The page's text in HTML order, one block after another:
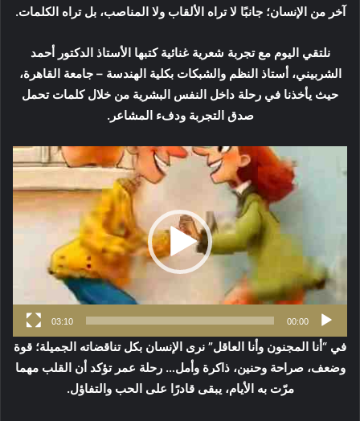
آخر من الإنسان؛ جانبًا لا تراه الألقاب ولا المناصب، بل تراه الكلمات.
نلتقي اليوم مع تجربة شعرية غنائية كتبها الأستاذ الدكتور أحمد
الشربيني، أستاذ النظم والشبكات بكلية الهندسة – جامعة القاهرة،
حيث يأخذنا في رحلة داخل النفس البشرية من خلال كلمات تحمل
صدق التجربة ودفء المشاعر.
الفيديو
00:00
03:10
في “أنا المجنون وأنا العاقل” نرى الإنسان بكل تناقضاته الجميلة؛ قوة
وضعف، صراحة وحنين، ذاكرة وأمل… رحلة عمر تؤكد أن القلب مهما
مرّت به الأيام، يبقى قادرًا على الحب والتفاؤل.